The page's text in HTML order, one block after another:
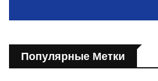
Популярные Метки